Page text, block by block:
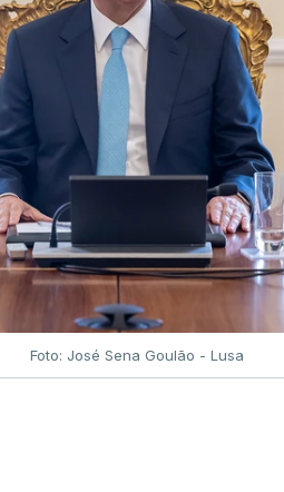
Foto: José Sena Goulão - Lusa